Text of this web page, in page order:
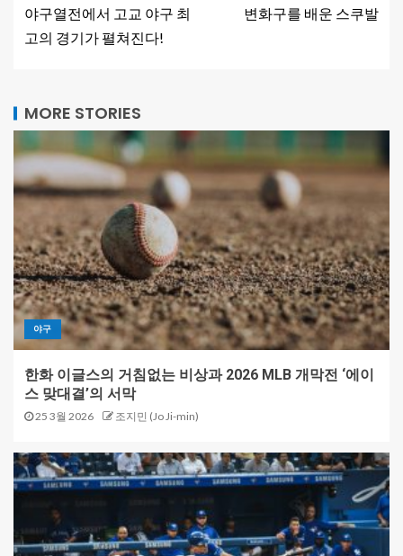
야구열전에서 고교 야구 최
고의 경기가 펼쳐진다!
변화구를 배운 스쿠발
MORE STORIES
야구
한화 이글스의 거침없는 비상과 2026 MLB 개막전 ‘에이
스 맞대결’의 서막
25 3월 2026 조지민 (Jo Ji-min)